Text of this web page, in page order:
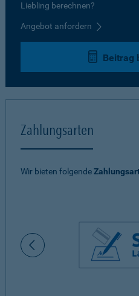
Liebling berechnen?
Angebot anfordern
Beitrag
Zahlungsarten
Wir bieten folgende